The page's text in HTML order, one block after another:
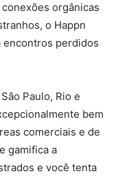
orgânicas
o Happn
encontros perdidos
Paulo, Rio e
bem
comerciais e de
gamifica a
e você tenta